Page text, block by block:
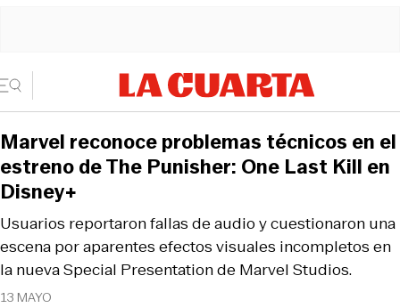
13 MAYO
Usuarios reportaron fallas de audio y cuestionaron una
escena por aparentes efectos visuales incompletos en
la nueva Special Presentation de Marvel Studios.
Marvel reconoce problemas técnicos en el
estreno de The Punisher: One Last Kill en
Disney+